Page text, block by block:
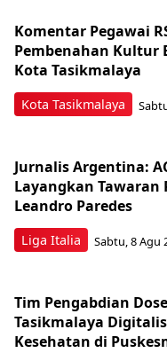
Kota Tasikmalaya
Komentar Pegawai
Pembenahan Kultur
Kota Tasikmalaya
Liga Italia
Jurnalis Argentina:
Layangkan
Leandro Paredes
Sabtu, 8 Agu
Tim Pengabdian
Tasikmalaya
Kesehatan di